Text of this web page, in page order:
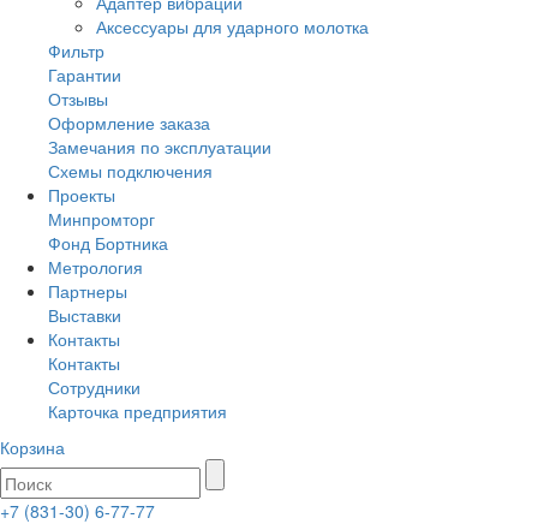
Аксессуары для ударного молотка
Фильтр
Гарантии
Отзывы
Оформление заказа
Замечания по эксплуатации
Схемы подключения
Проекты
Минпромторг
Фонд Бортника
Метрология
Партнеры
Выставки
Контакты
Контакты
Сотрудники
Карточка предприятия
Корзина
+7 (831-30) 6-77-77